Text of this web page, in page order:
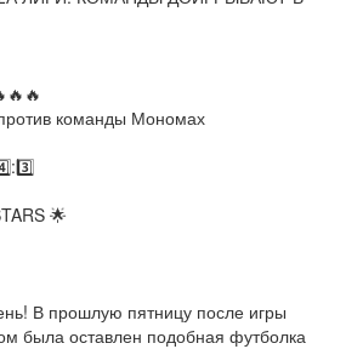
команды Мономах
🌟
В прошлую пятницу после игры
была оставлен подобная футболка